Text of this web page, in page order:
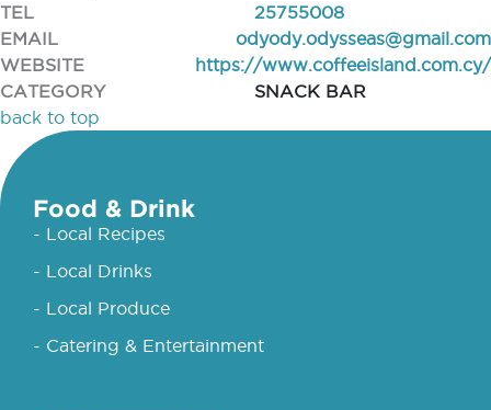
TEL
25755008
EMAIL
odyody.odysseas@gmail.com
WEBSITE
https://www.coffeeisland.com.cy/
CATEGORY
SNACK BAR
back to top
Food & Drink
- Local Recipes
- Local Drinks
- Local Produce
- Catering & Entertainment